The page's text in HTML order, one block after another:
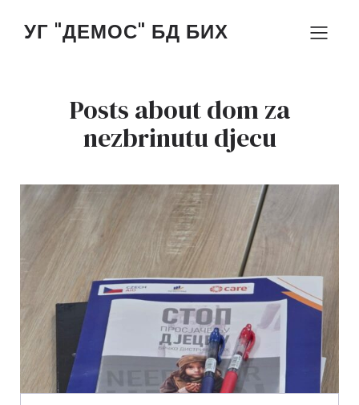
УГ "ДЕМОС" БД БИХ
Posts about dom za
nezbrinutu djecu